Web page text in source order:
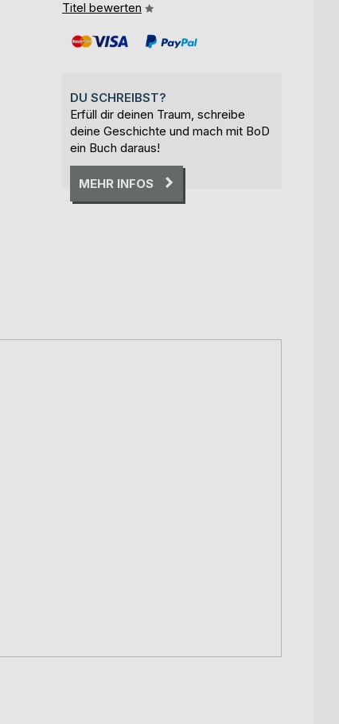
Titel bewerten
DU SCHREIBST?
Erfüll dir deinen Traum, schreibe
deine Geschichte und mach mit BoD
ein Buch daraus!
MEHR INFOS